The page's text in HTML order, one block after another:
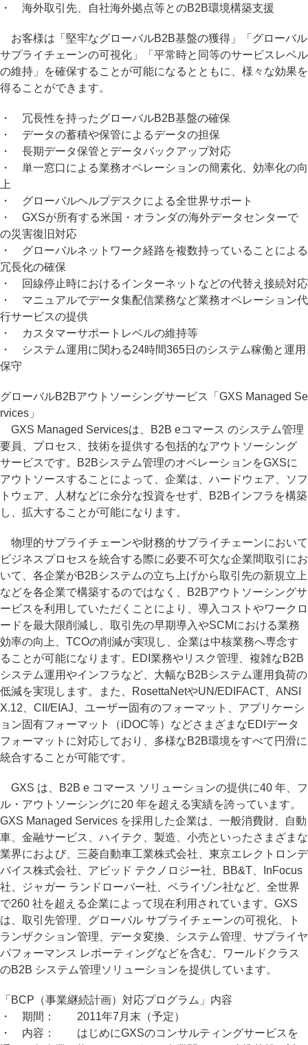
・ 海外取引先、自社海外拠点等とのB2B環境構築支援
お客様は「堅牢なグローバルB2B基盤の獲得」「グローバル
サプライチェーンの可視化」「平常時と同等のサービスレベル
の維持」を確保することが可能になるとともに、様々な効果を
得ることができます。
・ 冗長性を持ったグローバルB2B基盤の確保
・ データの蓄積や保管によるデータの担保
・ 長期データ保管とデータバックアップ対応
・ 単一窓口による業務オペレーションの簡素化、効率化の向
上
・ グローバルヘルプデスクによる全世界サポート
・ GXSが所有する米国・オランダの海外データセンターで
の災害復旧対応
・ グローバルネットワーク経路を複数持っていることによる
冗長化の確保
・ 回線停止時におけるインターネットなどの代替え接続対応
・ マニュアルでデータ集配信業務など業務オペレーション代
行サービスの提供
・ カスタマーサポートレベルの維持等
・ システム運用に関わる24時間365日のシステム稼働と運用
保守
グローバルB2Bアウトソーシングサービス「GXS Managed Se
rvices」
GXS Managed Servicesは、B2B eコマース のシステム管理
要員、プロセス、技術を提供する包括的なアウトソーシング
サービスです。B2Bシステム管理のオペレーションをGXSに
アウトソースすることによって、企業は、ハードウェア、ソフ
トウェア、人材などに余分な投資をせず、B2Bインフラを構築
し、拡大することが可能になります。
物理的サプライチェーンや財務的サプライチェーンにおいて
ビジネスプロセスを統合する際に必要不可欠な企業間取引にお
いて、各企業がB2Bシステムの立ち上げから取引先の新規立上
などを各企業で構築するのではなく、B2Bアウトソーシングサ
ービスを利用していただくことにより、導入コストやワークロ
ードを最大限削減し、取引先の早期導入やSCMにおける業務
効率の向上、TCOの削減が実現し、企業は中核業務へ専念す
ることが可能になります。EDI業務やリスク管理、複雑なB2B
システム運用やインフラなど、大幅なB2Bシステム運用負荷の
低減を実現します。また、RosettaNetやUN/EDIFACT、ANSI
X.12、CII/EIAJ、ユーザー固有のフォーマット、アプリケーシ
ョン固有フォーマット（iDOC等）などさまざまなEDIデータ
フォーマットに対応しており、多様なB2B環境をすべて円滑に
統合することが可能です。
GXS は、B2B e コマース ソリューションの提供に40 年、フ
ル・アウトソーシングに20 年を超える実績を誇っています。
GXS Managed Services を採用した企業は、一般消費財、自動
車、金融サービス、ハイテク、製造、小売といったさまざまな
業界におよび、三菱自動車工業株式会社、東京エレクトロンデ
バイス株式会社、アビッド テクノロジー社、BB&T、InFocus
社、ジャガー ランドローバー社、ベライゾン社など、全世界
で260 社を超える企業によって現在利用されています。GXS
は、取引先管理、グローバル サプライチェーンの可視化、ト
ランザクション管理、データ変換、システム管理、サプライヤ
パフォーマンス レポーティングなどを含む、ワールドクラス
のB2B システム管理ソリューションを提供しています。
「BCP（事業継続計画）対応プログラム」内容
・ 期間： 2011年7月末（予定）
・ 内容： はじめにGXSのコンサルティングサービスを